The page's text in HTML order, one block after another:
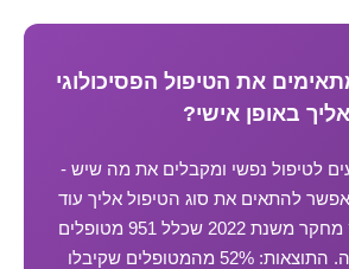
את הטיפול הפסיכולוגי
אליך באופן אישי?
לטיפול נפשי ומקבלים את מה שיש -
להתאים את סוג הטיפול אליך עוד
לפני שמתחילים? מחקר משנת 2022 שכלל 951 מטופלים
בדק בדיוק את זה. התוצאות: 52% מהמטופלים שקיבלו